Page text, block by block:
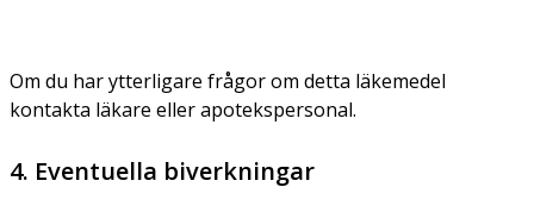
Om du har ytterligare frågor om detta läkemedel
kontakta läkare eller apotekspersonal.
4. Eventuella biverkningar